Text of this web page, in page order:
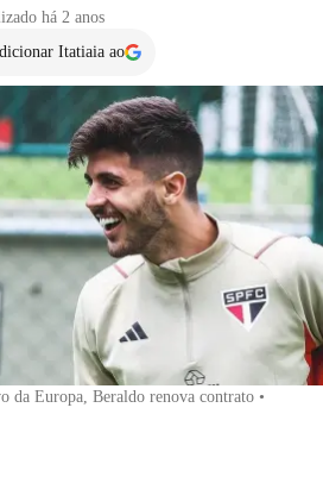
há 2 anos
Itatiaia ao
da Europa, Beraldo renova contrato •